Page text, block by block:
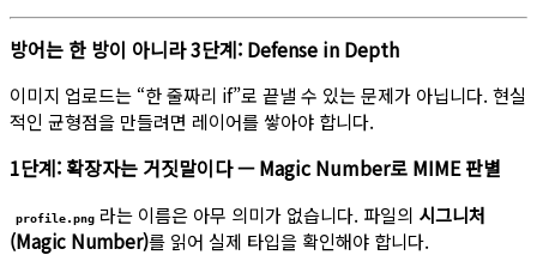
방어는 한 방이 아니라 3단계: Defense in Depth
이미지 업로드는 “한 줄짜리 if”로 끝낼 수 있는 문제가 아닙니다. 현실
적인 균형점을 만들려면 레이어를 쌓아야 합니다.
1단계: 확장자는 거짓말이다 — Magic Number로 MIME 판별
profile.png 라는 이름은 아무 의미가 없습니다. 파일의 시그니처
(Magic Number)를 읽어 실제 타입을 확인해야 합니다.